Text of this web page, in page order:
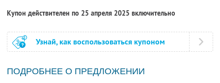
Купон действителен по 25 апреля 2025 включительно
Узнай, как воспользоваться купоном
ПОДРОБНЕЕ О ПРЕДЛОЖЕНИИ